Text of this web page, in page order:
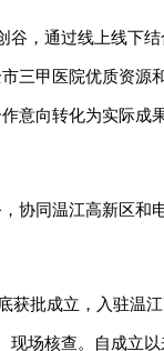
谷，通过线上线下
三甲医院优质资
意向转化为实际
协同温江高新区
获批成立，入驻温
场核查。自成立